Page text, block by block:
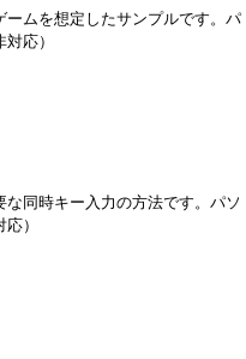
ムを想定したサンプルです。パ
応）
同時キー入力の方法です。パソ
）